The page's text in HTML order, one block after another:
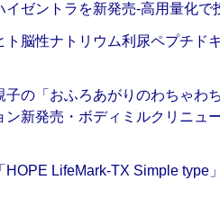
イゼントラを新発売‐高用量化
ト脳性ナトリウム利尿ペプチ
子の「おふろあがりのわちゃわ
ン新発売・ボディミルクリニ
HOPE LifeMark-TX Simple